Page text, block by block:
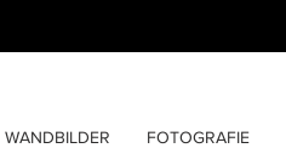
WANDBILDER FOTOGRAFIE